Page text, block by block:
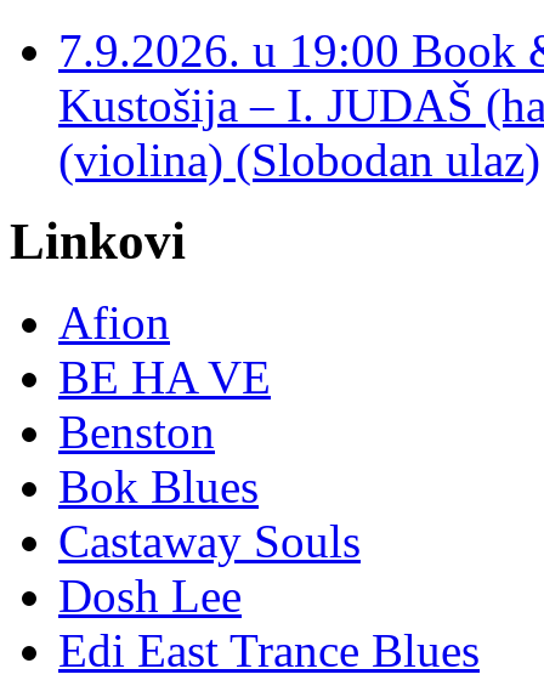
7.9.2026. u 19:00 Book
Kustošija – I. JUDAŠ
(violina) (Slobodan ulaz)
Linkovi
Afion
BE HA VE
Benston
Bok Blues
Castaway Souls
Dosh Lee
Edi East Trance Blues